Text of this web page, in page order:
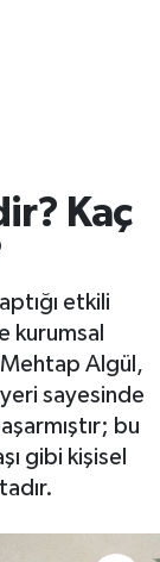
Kaç
etkili
kurumsal
Algül,
sayesinde
bu
gibi kişisel